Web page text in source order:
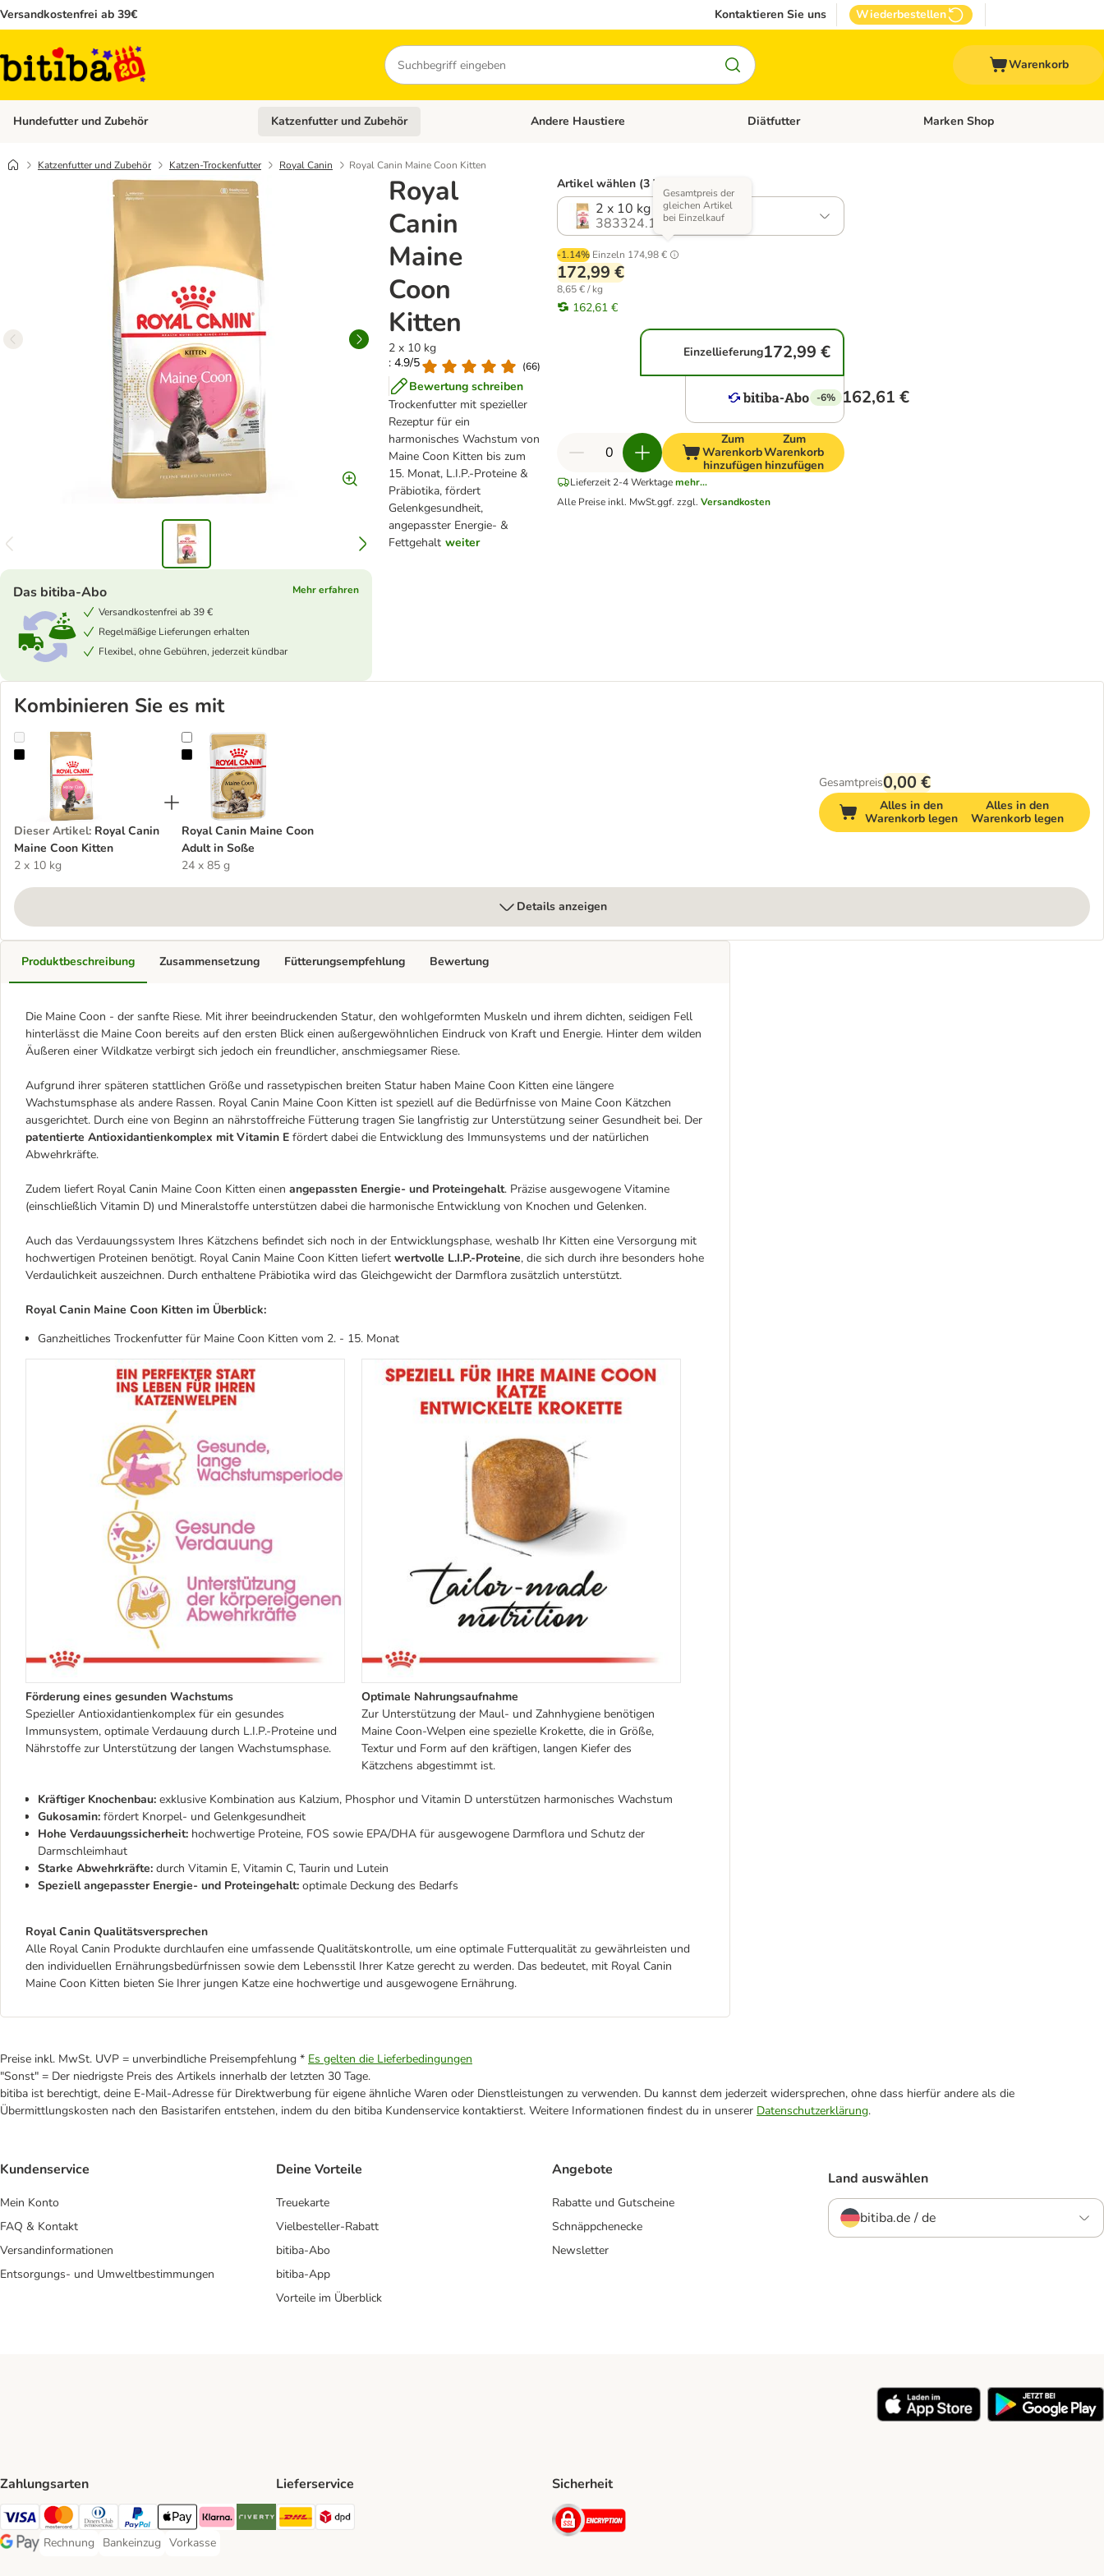
Versandkostenfrei ab 39€ Kontaktieren Sie uns Wiederbestellen
Suchen
Warenkorb
Hundefutter und Zubehör Kategorie-Menü öffnen: Hundefutter und Zubehör
Katzenfutter und Zubehör Kategorie-Menü öffnen: Katzenfutter und Zubehör
Andere Haustiere Kategorie-Menü öffnen: Andere Haustiere
Diätfutter Kategorie-Menü öffnen: Diätfutter
Marken Shop
Katzenfutter und Zubehör Katzen-Trockenfutter Royal Canin Royal Canin Maine Coon Kitten
Royal
Canin
Maine
Coon
Kitten
2 x 10 kg
: 4.9/5
(66)
Bewertung schreiben
Trockenfutter mit spezieller
Rezeptur für ein
harmonisches Wachstum von
Maine Coon Kitten bis zum
15. Monat, L.I.P.-Proteine &
Präbiotika, fördert
Gelenkgesundheit,
angepasster Energie- &
Fettgehalt weiter
Das bitiba-Abo
Mehr erfahren
Versandkostenfrei ab 39 €
Regelmäßige Lieferungen erhalten
Flexibel, ohne Gebühren, jederzeit kündbar
Artikel wählen (3 Varianten)
2 x 10 kg
383324.10
-1.14% Einzeln 174,98 €
Gesamtpreis der
gleichen Artikel
bei Einzelkauf
172,99 €
8,65 € / kg
162,61 €
Einzellieferung172,99 €
-6% 162,61 €
Zum
Warenkorb
hinzufügen
Zum
Warenkorb
hinzufügen
Lieferzeit 2-4 Werktage mehr...
Alle Preise inkl. MwSt.ggf. zzgl.Versandkosten
Kombinieren Sie es mit
Royal Canin Maine Coon Kitten
Dieser Artikel: Royal Canin
Maine Coon Kitten
2 x 10 kg
Royal Canin Maine Coon Adult in Soße
Royal Canin Maine Coon
Adult in Soße
24 x 85 g
Gesamtpreis0,00 €
Alles in den
Warenkorb legen
Alles in den
Warenkorb legen
Details anzeigen
Produktbeschreibung
Die Maine Coon - der sanfte Riese. Mit ihrer beeindruckenden Statur, den wohlgeformten Muskeln und ihrem dichten, seidigen Fell
hinterlässt die Maine Coon bereits auf den ersten Blick einen außergewöhnlichen Eindruck von Kraft und Energie. Hinter dem wilden
Äußeren einer Wildkatze verbirgt sich jedoch ein freundlicher, anschmiegsamer Riese.
Aufgrund ihrer späteren stattlichen Größe und rassetypischen breiten Statur haben Maine Coon Kitten eine längere
Wachstumsphase als andere Rassen. Royal Canin Maine Coon Kitten ist speziell auf die Bedürfnisse von Maine Coon Kätzchen
ausgerichtet. Durch eine von Beginn an nährstoffreiche Fütterung tragen Sie langfristig zur Unterstützung seiner Gesundheit bei. Der
patentierte Antioxidantienkomplex mit Vitamin E fördert dabei die Entwicklung des Immunsystems und der natürlichen
Abwehrkräfte.
Zudem liefert Royal Canin Maine Coon Kitten einen angepassten Energie- und Proteingehalt. Präzise ausgewogene Vitamine
(einschließlich Vitamin D) und Mineralstoffe unterstützen dabei die harmonische Entwicklung von Knochen und Gelenken.
Auch das Verdauungssystem Ihres Kätzchens befindet sich noch in der Entwicklungsphase, weshalb Ihr Kitten eine Versorgung mit
hochwertigen Proteinen benötigt. Royal Canin Maine Coon Kitten liefert wertvolle L.I.P.-Proteine, die sich durch ihre besonders hohe
Verdaulichkeit auszeichnen. Durch enthaltene Präbiotika wird das Gleichgewicht der Darmflora zusätzlich unterstützt.
Royal Canin Maine Coon Kitten im Überblick:
Ganzheitliches Trockenfutter für Maine Coon Kitten vom 2. - 15. Monat
Förderung eines gesunden Wachstums
Spezieller Antioxidantienkomplex für ein gesundes
Immunsystem, optimale Verdauung durch L.I.P.-Proteine und
Nährstoffe zur Unterstützung der langen Wachstumsphase.
Optimale Nahrungsaufnahme
Zur Unterstützung der Maul- und Zahnhygiene benötigen
Maine Coon-Welpen eine spezielle Krokette, die in Größe,
Textur und Form auf den kräftigen, langen Kiefer des
Kätzchens abgestimmt ist.
Kräftiger Knochenbau: exklusive Kombination aus Kalzium, Phosphor und Vitamin D unterstützen harmonisches Wachstum
Gukosamin: fördert Knorpel- und Gelenkgesundheit
Hohe Verdauungssicherheit: hochwertige Proteine, FOS sowie EPA/DHA für ausgewogene Darmflora und Schutz der
Darmschleimhaut
Starke Abwehrkräfte: durch Vitamin E, Vitamin C, Taurin und Lutein
Speziell angepasster Energie- und Proteingehalt: optimale Deckung des Bedarfs
Royal Canin Qualitätsversprechen
Alle Royal Canin Produkte durchlaufen eine umfassende Qualitätskontrolle, um eine optimale Futterqualität zu gewährleisten und
den individuellen Ernährungsbedürfnissen sowie dem Lebensstil Ihrer Katze gerecht zu werden. Das bedeutet, mit Royal Canin
Maine Coon Kitten bieten Sie Ihrer jungen Katze eine hochwertige und ausgewogene Ernährung.
Zusammensetzung Fütterungsempfehlung Bewertung
Preise inkl. MwSt. UVP = unverbindliche Preisempfehlung * Es gelten die Lieferbedingungen
"Sonst" = Der niedrigste Preis des Artikels innerhalb der letzten 30 Tage.
bitiba ist berechtigt, deine E-Mail-Adresse für Direktwerbung für eigene ähnliche Waren oder Dienstleistungen zu verwenden. Du kannst dem jederzeit widersprechen, ohne dass hierfür andere als die
Übermittlungskosten nach den Basistarifen entstehen, indem du den bitiba Kundenservice kontaktierst. Weitere Informationen findest du in unserer Datenschutzerklärung.
Kundenservice
Mein Konto
FAQ & Kontakt
Versandinformationen
Entsorgungs- und Umweltbestimmungen
Deine Vorteile
Treuekarte
Vielbesteller-Rabatt
bitiba-Abo
bitiba-App
Vorteile im Überblick
Angebote
Rabatte und Gutscheine
Schnäppchenecke
Newsletter
Land auswählen
bitiba.de / de
Zahlungsarten
Visa Payment Method
Mastercard Payment Method
Diners Club Payment Method
PayPal Payment Method
Apple Pay Payment Method
Klarna Payment Method
Riverty Payment Method
Google Pay Payment Method
Rechnung
Rechnung Payment Method
Bankeinzug
Bankeinzug Payment Method
Vorkasse
Vorkasse Payment Method
Lieferservice
DHL Shipping Method
Sicherheit
Security